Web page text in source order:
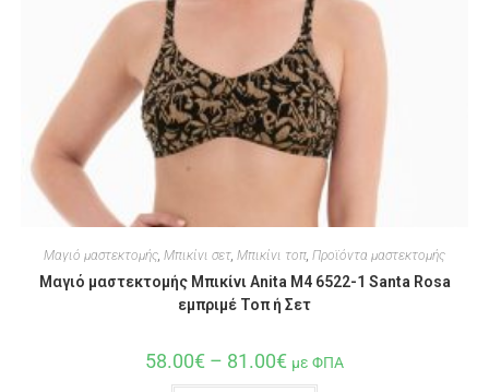
Μαγιό μαστεκτομής, Μπικίνι σετ, Μπικίνι τοπ, Προϊόντα μαστεκτομής
Μαγιό μαστεκτομής Μπικίνι Anita M4 6522-1 Santa Rosa
εμπριμέ Τοπ ή Σετ
58.00€ – 81.00€ με ΦΠΑ